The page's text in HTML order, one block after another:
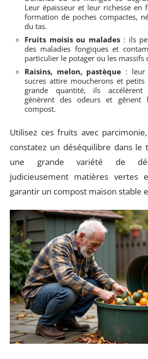
Leur épaisseur et leur richesse en
formation de poches compactes,
du tas.
Fruits moisis ou malades : ils
des maladies fongiques et
particulier le potager ou les massifs
Raisins, melon, pastèque : leur
sucres attire moucherons et
grande quantité, ils accélèrent
génèrent des odeurs et gênent
compost.
Utilisez ces fruits avec
constatez un déséquilibre dans le
une grande variété de
judicieusement matières vertes
garantir un compost maison stable